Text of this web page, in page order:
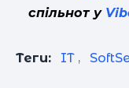
спільнот у
Теги: IT ,